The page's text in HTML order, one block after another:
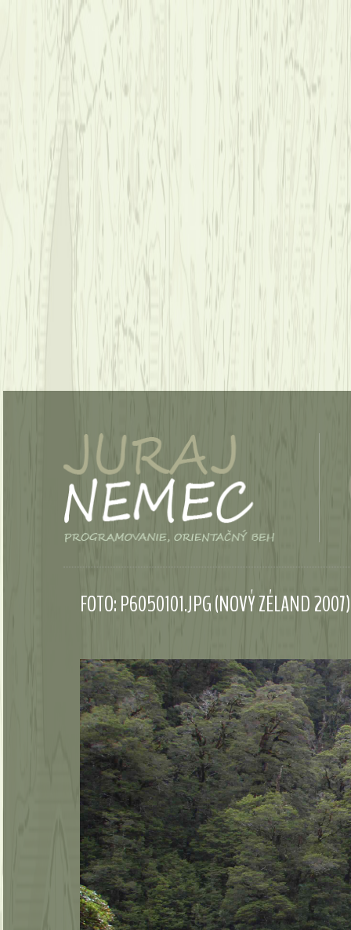
FOTO: P6050101.JPG (NOVÝ ZÉLAND 2007)